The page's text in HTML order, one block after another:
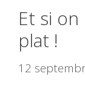
Et si
plat !
12